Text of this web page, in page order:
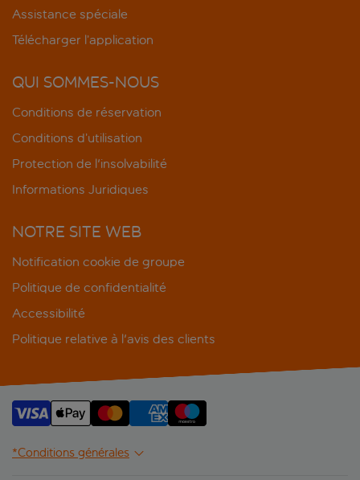
Assistance spéciale
Télécharger l’application
QUI SOMMES-NOUS
Conditions de réservation
Conditions d’utilisation
Protection de l'insolvabilité
Informations Juridiques
NOTRE SITE WEB
Notification cookie de groupe
Politique de confidentialité
Accessibilité
Politique relative à l'avis des clients
*Conditions générales